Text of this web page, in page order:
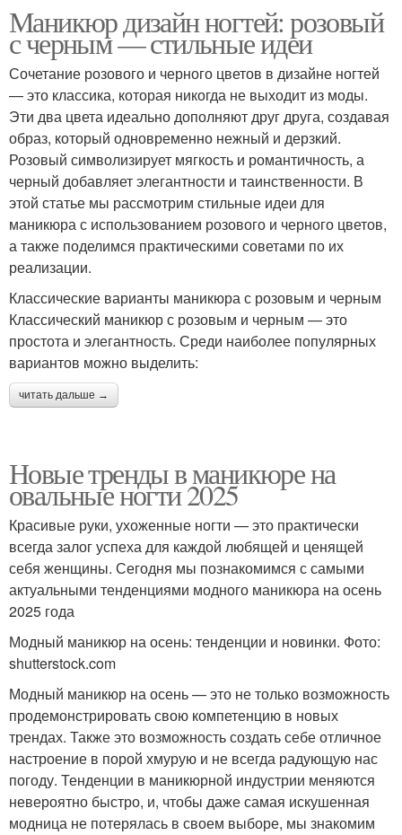
Маникюр дизайн ногтей: розовый
с черным — стильные идеи
Сочетание розового и черного цветов в дизайне ногтей
— это классика, которая никогда не выходит из моды.
Эти два цвета идеально дополняют друг друга, создавая
образ, который одновременно нежный и дерзкий.
Розовый символизирует мягкость и романтичность, а
черный добавляет элегантности и таинственности. В
этой статье мы рассмотрим стильные идеи для
маникюра с использованием розового и черного цветов,
а также поделимся практическими советами по их
реализации.
Классические варианты маникюра с розовым и черным
Классический маникюр с розовым и черным — это
простота и элегантность. Среди наиболее популярных
вариантов можно выделить:
читать дальше →
Новые тренды в маникюре на
овальные ногти 2025
Красивые руки, ухоженные ногти — это практически
всегда залог успеха для каждой любящей и ценящей
себя женщины. Сегодня мы познакомимся с самыми
актуальными тенденциями модного маникюра на осень
2025 года
Модный маникюр на осень: тенденции и новинки. Фото:
shutterstock.com
Модный маникюр на осень — это не только возможность
продемонстрировать свою компетенцию в новых
трендах. Также это возможность создать себе отличное
настроение в порой хмурую и не всегда радующую нас
погоду. Тенденции в маникюрной индустрии меняются
невероятно быстро, и, чтобы даже самая искушенная
модница не потерялась в своем выборе, мы знакомим